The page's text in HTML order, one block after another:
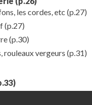
les cordes, etc (p.27)
(p.27)
(p.30)
rouleaux vergeurs (p.31)